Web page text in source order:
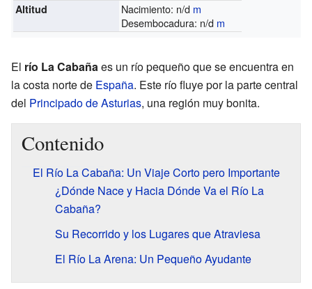
Altitud Nacimiento: n/d m
Desembocadura: n/d m
El río La Cabañaes un río pequeño que se encuentra en
la costa norte de España. Este río fluye por la parte central
del Principado de Asturias, una región muy bonita.
Contenido
El Río La Cabaña: Un Viaje Corto pero Importante
¿Dónde Nace y Hacia Dónde Va el Río La
Cabaña?
Su Recorrido y los Lugares que Atraviesa
El Río La Arena: Un Pequeño Ayudante